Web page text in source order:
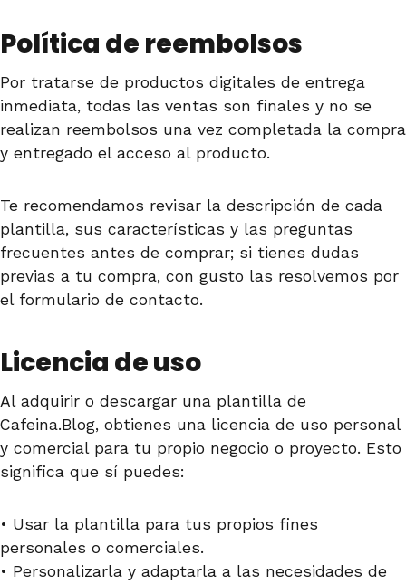
Política de reembolsos
Por tratarse de productos digitales de entrega
inmediata, todas las ventas son finales y no se
realizan reembolsos una vez completada la compra
y entregado el acceso al producto.
Te recomendamos revisar la descripción de cada
plantilla, sus características y las preguntas
frecuentes antes de comprar; si tienes dudas
previas a tu compra, con gusto las resolvemos por
el formulario de contacto.
Licencia de uso
Al adquirir o descargar una plantilla de
Cafeina.Blog, obtienes una licencia de uso personal
y comercial para tu propio negocio o proyecto. Esto
significa que sí puedes:
• Usar la plantilla para tus propios fines
personales o comerciales.
• Personalizarla y adaptarla a las necesidades de